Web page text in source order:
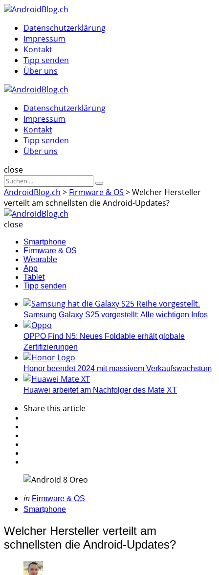
Menu
MenuDatenschutzerklärung
Impressum
Kontakt
Tipp senden
Über uns
Datenschutzerklärung
Impressum
Kontakt
Tipp senden
Über uns
Suche
close
Sucheergebnisse
für
Suche
AndroidBlog.ch > Firmware & OS >Welcher Hersteller
verteilt am schnellsten die Android-Updates?
close
Smartphone
Firmware & OS
Wearable
App
Tablet
Tipp senden
Samsung Galaxy S25 vorgestellt: Alle wichtigen Infos
OPPO Find N5: Neues Foldable erhält globale
Zertifizierungen
Honor beendet 2024 mit massivem Verkaufswachstum
Huawei arbeitet am Nachfolger des Mate XT
Sharethis article
Categories
Posted
in
in Firmware & OS
Smartphone
Welcher Hersteller verteilt am
schnellsten die Android-Updates?